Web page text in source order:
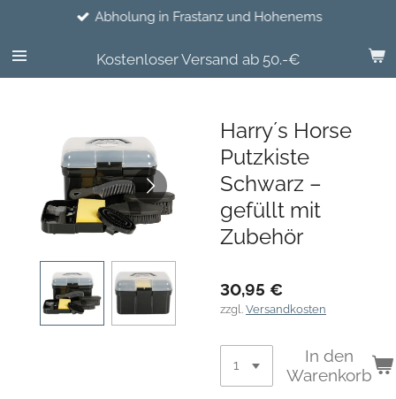
springen
Kostenloser Versand ab 50.-€
Abholung in Frastanz und Hohenems
Harry´s Horse
Putzkiste
Schwarz –
gefüllt mit
Zubehör
30,95 €
zzgl. Versandkosten
In den
Warenkorb